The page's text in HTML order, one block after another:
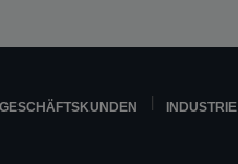
GESCHÄFTSKUNDEN INDUSTRIE